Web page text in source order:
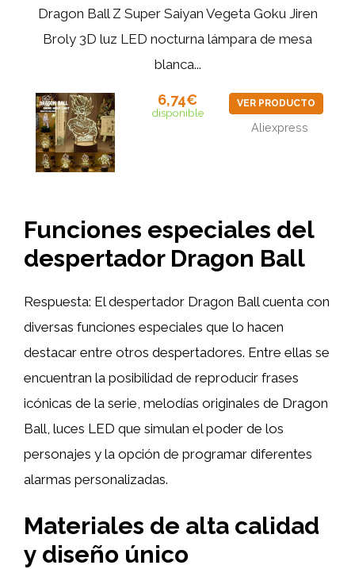
Dragon Ball Z Super Saiyan Vegeta Goku Jiren
Broly 3D luz LED nocturna lámpara de mesa
blanca...
6,74€
disponible
VER PRODUCTO
Aliexpress
Funciones especiales del
despertador Dragon Ball
Respuesta: El despertador Dragon Ball cuenta con
diversas funciones especiales que lo hacen
destacar entre otros despertadores. Entre ellas se
encuentran la posibilidad de reproducir frases
icónicas de la serie, melodías originales de Dragon
Ball, luces LED que simulan el poder de los
personajes y la opción de programar diferentes
alarmas personalizadas.
Materiales de alta calidad
y diseño único